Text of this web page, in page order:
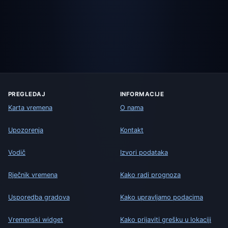
PREGLEDAJ
Karta vremena
Upozorenja
Vodič
Rječnik vremena
Usporedba gradova
Vremenski widget
INFORMACIJE
O nama
Kontakt
Izvori podataka
Kako radi prognoza
Kako upravljamo podacima
Kako prijaviti grešku u lokaciji